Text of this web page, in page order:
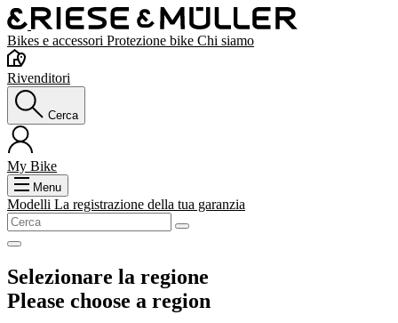
Bikes e accessori Protezione bike Chi siamo
Rivenditori
Cerca
My Bike
Menu
Modelli La registrazione della tua garanzia
Selezionare la regione
Please choose a region